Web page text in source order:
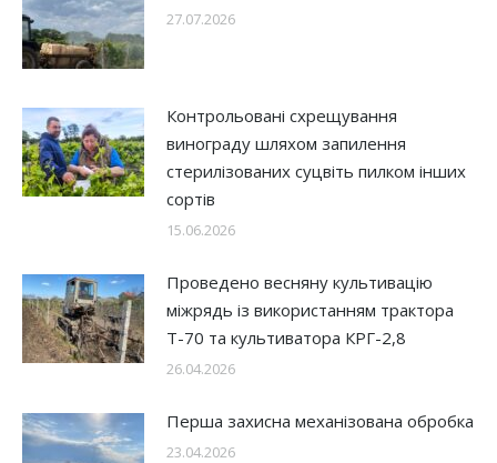
27.07.2026
Контрольовані схрещування
винограду шляхом запилення
стерилізованих суцвіть пилком інших
сортів
15.06.2026
Проведено весняну культивацію
міжрядь із використанням трактора
Т-70 та культиватора КРГ-2,8
26.04.2026
Перша захисна механізована обробка
23.04.2026